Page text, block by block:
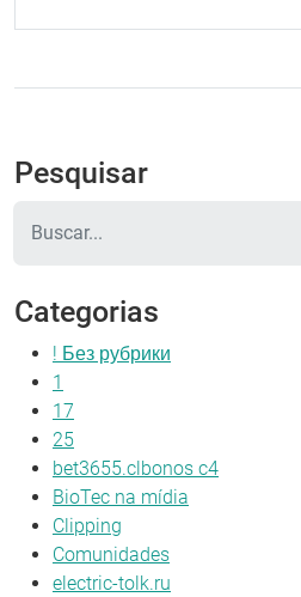
Pesquisar
Categorias
! Без рубрики
1
17
25
bet3655.clbonos c4
BioTec na mídia
Clipping
Comunidades
electric-tolk.ru